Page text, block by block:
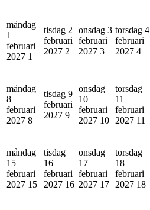
måndag
1
februari
2027 1
tisdag 2
februari
2027 2
onsdag 3
februari
2027 3
torsdag 4
februari
2027 4
måndag
8
februari
2027 8
tisdag 9
februari
2027 9
onsdag
10
februari
2027 10
torsdag
11
februari
2027 11
måndag
15
februari
2027 15
tisdag
16
februari
2027 16
onsdag
17
februari
2027 17
torsdag
18
februari
2027 18